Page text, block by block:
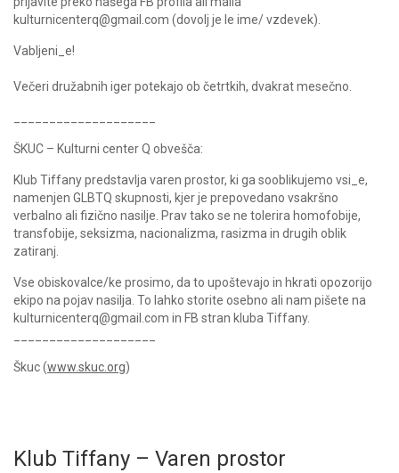
kulturnicenterq@gmail.com (dovolj je le ime/ vzdevek).
Vabljeni_e!
Večeri družabnih iger potekajo ob četrtkih, dvakrat mesečno.
ŠKUC – Kulturni center Q obvešča:
Klub Tiffany predstavlja varen prostor, ki ga sooblikujemo vsi_e,
namenjen GLBTQ skupnosti, kjer je prepovedano vsakršno
verbalno ali fizično nasilje. Prav tako se ne tolerira homofobije,
transfobije, seksizma, nacionalizma, rasizma in drugih oblik
zatiranj.
Vse obiskovalce/ke prosimo, da to upoštevajo in hkrati opozorijo
ekipo na pojav nasilja. To lahko storite osebno ali nam pišete na
kulturnicenterq@gmail.com in FB stran kluba Tiffany.
Škuc (www.skuc.org)
Klub Tiffany – Varen prostor